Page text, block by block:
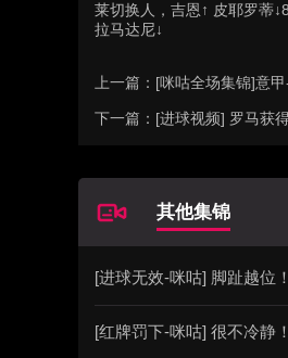
莱切换人，吉恩↑ 皮耶罗蒂
拉马达尼↓
上一篇： [咪咕全场集锦]意
下一篇： [进球视频] 罗马获
其他集锦
[进球无效-咪咕] 脚趾越位
[红牌罚下-咪咕] 很不冷静